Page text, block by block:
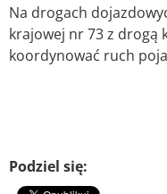
Na drogach
krajowej nr 73 z drogą
koordynować ruch
Podziel się: